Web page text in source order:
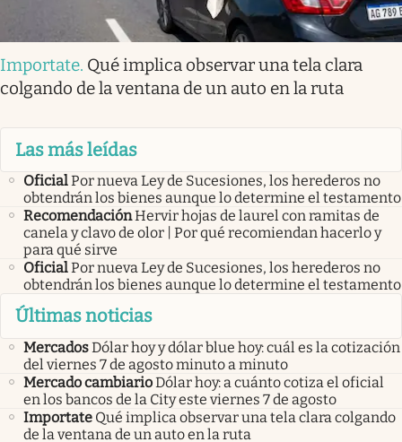
Importate. Qué implica observar una tela clara
colgando de la ventana de un auto en la ruta
Las más leídas
OficialPor nueva Ley de Sucesiones, los herederos no
obtendrán los bienes aunque lo determine el testamento
RecomendaciónHervir hojas de laurel con ramitas de
canela y clavo de olor | Por qué recomiendan hacerlo y
para qué sirve
OficialPor nueva Ley de Sucesiones, los herederos no
obtendrán los bienes aunque lo determine el testamento
Últimas noticias
MercadosDólar hoy y dólar blue hoy: cuál es la cotización
del viernes 7 de agosto minuto a minuto
Mercado cambiarioDólar hoy: a cuánto cotiza el oficial
en los bancos de la City este viernes 7 de agosto
Importate Qué implica observar una tela clara colgando
de la ventana de un auto en la ruta